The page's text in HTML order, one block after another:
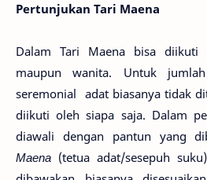
Pertunjukan Tari Maena
Dalam Tari Maena bisa
maupun wanita. Untuk
seremonial adat biasanya tidak
diikuti oleh siapa saja. Dalam
diawali dengan pantun yang
Maena (tetua adat/sesepuh